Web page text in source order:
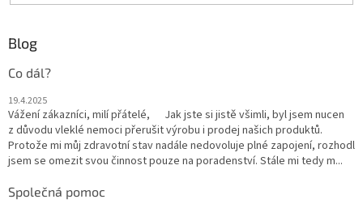
Blog
Co dál?
19.4.2025
Vážení zákazníci, milí přátelé, Jak jste si jistě všimli, byl jsem nucen
z důvodu vleklé nemoci přerušit výrobu i prodej našich produktů.
Protože mi můj zdravotní stav nadále nedovoluje plné zapojení, rozhodl
jsem se omezit svou činnost pouze na poradenství. Stále mi tedy m...
Společná pomoc